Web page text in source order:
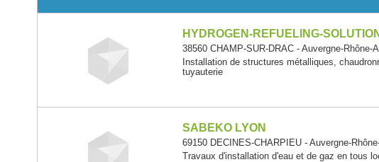
HYDROGEN-REFUELING-
38560 CHAMP-SUR-DRAC - Auvergne-Rhône-
Installation de structures métalliques,
tuyauterie
SABEKO LYON
69150 DECINES-CHARPIEU - Auvergne-
Travaux d'installation d'eau et de gaz en tous